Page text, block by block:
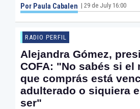
Por Paula Cabalen | 29 de July 16:00
RADIO PERFIL
Alejandra Gómez,
COFA: "No sabés si el
que comprás está
adulterado o siquiera
ser"